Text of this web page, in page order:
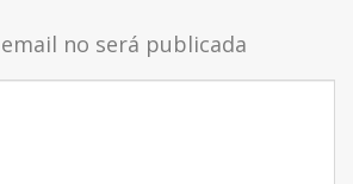
no será publicada